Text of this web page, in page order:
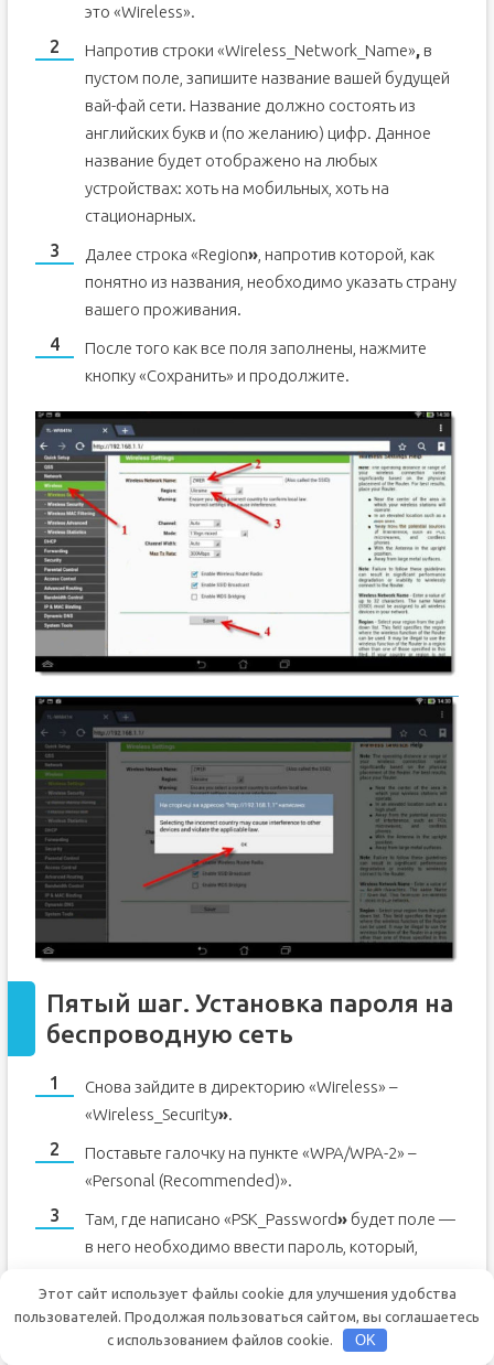
это «Wireless».
Напротив строки «Wireless_Network_Name»,в
пустом поле, запишите название вашей будущей
вай-фай сети. Название должно состоять из
английских букв и (по желанию) цифр. Данное
название будет отображено на любых
устройствах: хоть на мобильных, хоть на
стационарных.
Далее строка «Region», напротив которой, как
понятно из названия, необходимо указать страну
вашего проживания.
После того как все поля заполнены, нажмите
кнопку «Сохранить» и продолжите.
Пятый шаг. Установка пароля на
беспроводную сеть
Снова зайдите в директорию «Wireless» –
«Wireless_Security».
Поставьте галочку на пункте «WPA/WPA-2» –
«Personal (Recommended)».
Там, где написано «PSK_Password»будет поле —
в него необходимо ввести пароль, который,
самостоятельно. Данный пароль в дальнейшем
будет использовать при каждой новой сессии
при подключении к сети. Пароль должен
Этот сайт использует файлы cookie для улучшения удобства
пользователей. Продолжая пользоваться сайтом, вы соглашаетесь
с использованием файлов cookie.
OK